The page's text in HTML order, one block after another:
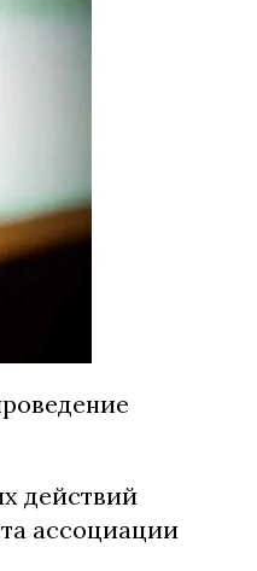
действий
ассоциации